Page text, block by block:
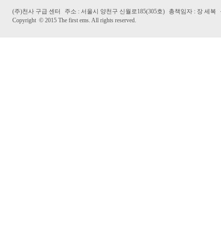
(주)천사 구급 센터 주소 : 서울시 양천구 신월로185(305호) 총책임자 : 장 세복
Copyright © 2015 The first ems. All rights reserved.